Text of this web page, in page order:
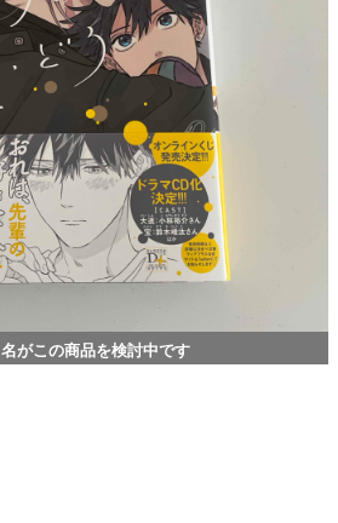
名がこの商品を検討中です